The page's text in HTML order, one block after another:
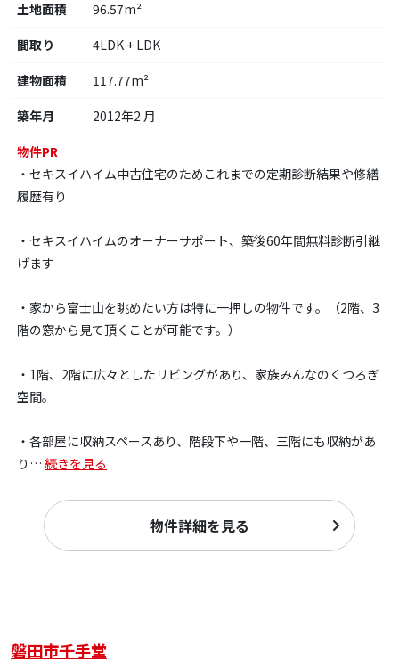
土地面積
96.57m²
間取り
4LDK + LDK
建物面積
117.77m²
築年月
2012年2 月
物件PR
・セキスイハイム中古住宅のためこれまでの定期診断結果や修繕
履歴有り
・セキスイハイムのオーナーサポート、築後60年間無料診断引継
げます
・家から富士山を眺めたい方は特に一押しの物件です。（2階、3
階の窓から見て頂くことが可能です。）
・1階、2階に広々としたリビングがあり、家族みんなのくつろぎ
空間。
・各部屋に収納スペースあり、階段下や一階、三階にも収納があ
り … 続きを見る
物件詳細を見る
磐田市千手堂